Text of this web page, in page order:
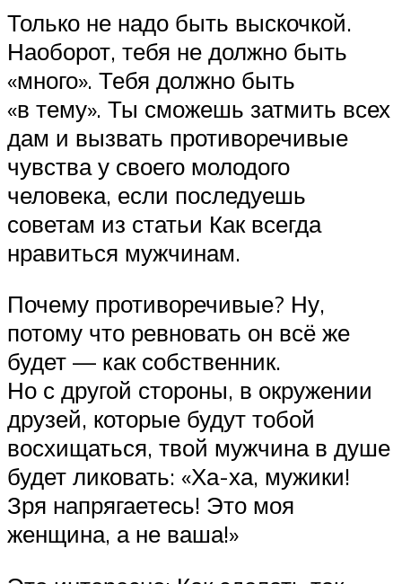
Только не надо быть выскочкой.
Наоборот, тебя не должно быть
«много». Тебя должно быть
«в тему». Ты сможешь затмить всех
дам и вызвать противоречивые
чувства у своего молодого
человека, если последуешь
советам из статьи Как всегда
нравиться мужчинам.
Почему противоречивые? Ну,
потому что ревновать он всё же
будет — как собственник.
Но с другой стороны, в окружении
друзей, которые будут тобой
восхищаться, твой мужчина в душе
будет ликовать: «Ха-ха, мужики!
Зря напрягаетесь! Это моя
женщина, а не ваша!»